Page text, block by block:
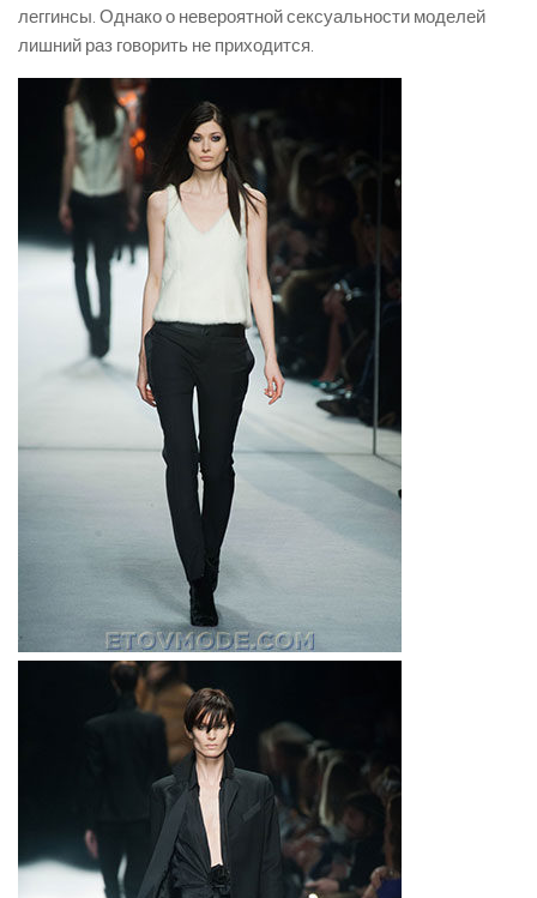
леггинсы. Однако о невероятной сексуальности моделей
лишний раз говорить не приходится.